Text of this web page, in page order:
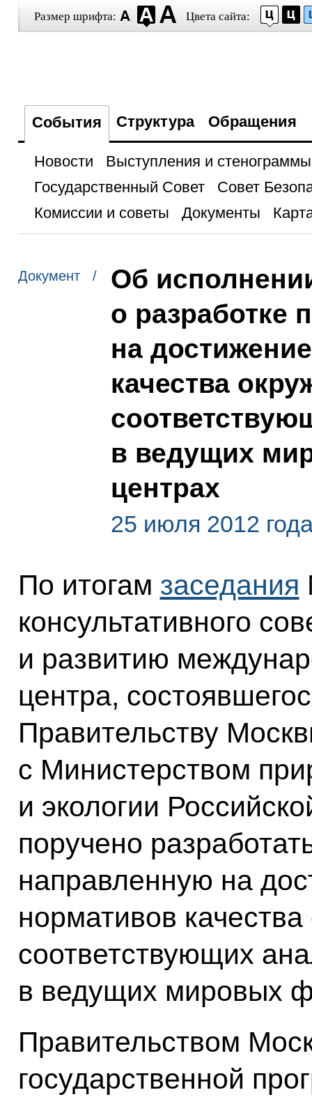
Размер шрифта: Цвета сайта:
События Структура Обращения
Новости
Выступления и стенограммы
Государственный Совет
Совет
Комиссии и советы
Документы
Документ /
Об
о разработке
на
качества
в ведущих
центрах
25 июля 2012
По итогам заседания
консультативного
и развитию
центра,
Правительству
с Министерством
и экологии
поручено
направленную на
нормативов
соответствующих
в ведущих мировых
Правительством
государственной